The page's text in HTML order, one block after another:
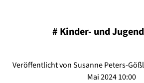
# Kinder- und
Veröffentlicht von Susanne Peters-
Mai 2024 10:00